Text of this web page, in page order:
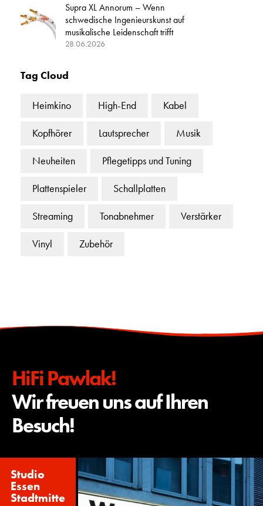
Supra XL Annorum – Wenn
schwedische Ingenieurskunst auf
musikalische Leidenschaft trifft
28.06.2026
Tag Cloud
Heimkino High-End Kabel
Kopfhörer Lautsprecher Musik
Neuheiten Pflegetipps und Tuning
Plattenspieler Schallplatten
Streaming Tonabnehmer Verstärker
Vinyl Zubehör
HiFi Pawlak!
Wir freuen uns auf Ihren
Besuch!
Studio
Essen
Stadtmitte